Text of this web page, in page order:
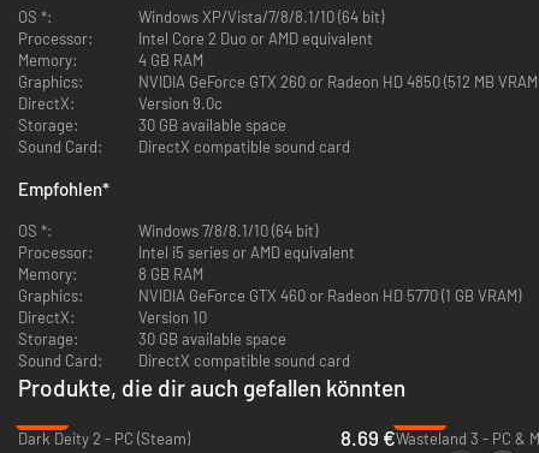
Director's Cut New Features:
Complete Graphics Overhaul:
environments and characters have been updated to take advantage
of the latest graphics technologies.
Perks &: Quirks:Customize your squad even more! Perks & Quirks
are special personality traits you can use to give your characters
Precision Strikes:
gun to blast it to bits, or aim for the head to knock them senseless –
or blow it clean off.
Expanded Voice Over:
been added for the game's characters and companions, bringing the
Wasteland to life like never before.
OS *:
Windows XP/Vista/7/8/8.1/10 (64 bit)
Processor:
Intel Core 2 Duo or AMD equivalent
Memory:
4 GB RAM
Graphics:
NVIDIA GeForce GTX 260 or Radeon HD 4850 (512 MB
DirectX:
Version 9.0c
Storage:
30 GB available space
Sound Card:
DirectX compatible sound card
Empfohlen*
OS *:
Windows 7/8/8.1/10 (64 bit)
Processor:
Intel i5 series or AMD equivalent
Memory:
8 GB RAM
Graphics:
NVIDIA GeForce GTX 460 or Radeon HD 5770 (1 GB VRAM)
DirectX:
Version 10
Storage:
30 GB available space
Sound Card:
DirectX compatible sound card
Produkte, die dir auch gefallen könnten
Dark Deity 2 - PC (Steam)
8.69 €Wasteland 3 - PC &